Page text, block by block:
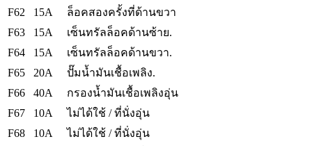
F62
15A
ล็อคสองครั้งที่ด้านขวา
F63
15A
เซ็นทรัลล็อคด้านซ้าย.
F64
15A
เซ็นทรัลล็อคด้านขวา.
F65
20A
ปั๊มน้ำมันเชื้อเพลิง.
F66
40A
กรองน้ำมันเชื้อเพลิงอุ่น
F67
10A
ไม่ได้ใช้ / ที่นั่งอุ่น
F68
10A
ไม่ได้ใช้ / ที่นั่งอุ่น